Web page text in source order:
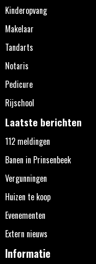
Kinderopvang
Makelaar
Tandarts
Notaris
Pedicure
Rijschool
Laatste berichten
112 meldingen
Banen in Prinsenbeek
Vergunningen
Huizen te koop
Evenementen
Extern nieuws
Informatie